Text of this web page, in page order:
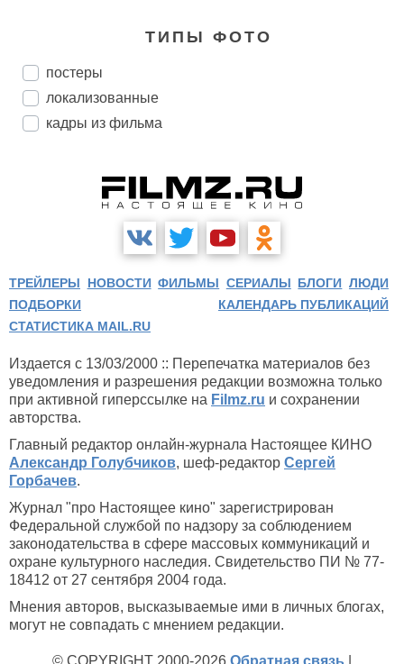
ТИПЫ ФОТО
постеры
локализованные
кадры из фильма
ТРЕЙЛЕРЫ НОВОСТИ ФИЛЬМЫ СЕРИАЛЫ БЛОГИ ЛЮДИ
ПОДБОРКИ
КАЛЕНДАРЬ ПУБЛИКАЦИЙ
СТАТИСТИКА MAIL.RU
Издается с 13/03/2000 :: Перепечатка материалов без
уведомления и разрешения редакции возможна только
при активной гиперссылке на Filmz.ru и сохранении
авторства.
Главный редактор онлайн-журнала Настоящее КИНО
Александр Голубчиков, шеф-редактор Сергей
Горбачев.
Журнал "про Настоящее кино" зарегистрирован
Федеральной службой по надзору за соблюдением
законодательства в сфере массовых коммуникаций и
охране культурного наследия. Свидетельство ПИ № 77-
18412 от 27 сентября 2004 года.
Мнения авторов, высказываемые ими в личных блогах,
могут не совпадать с мнением редакции.